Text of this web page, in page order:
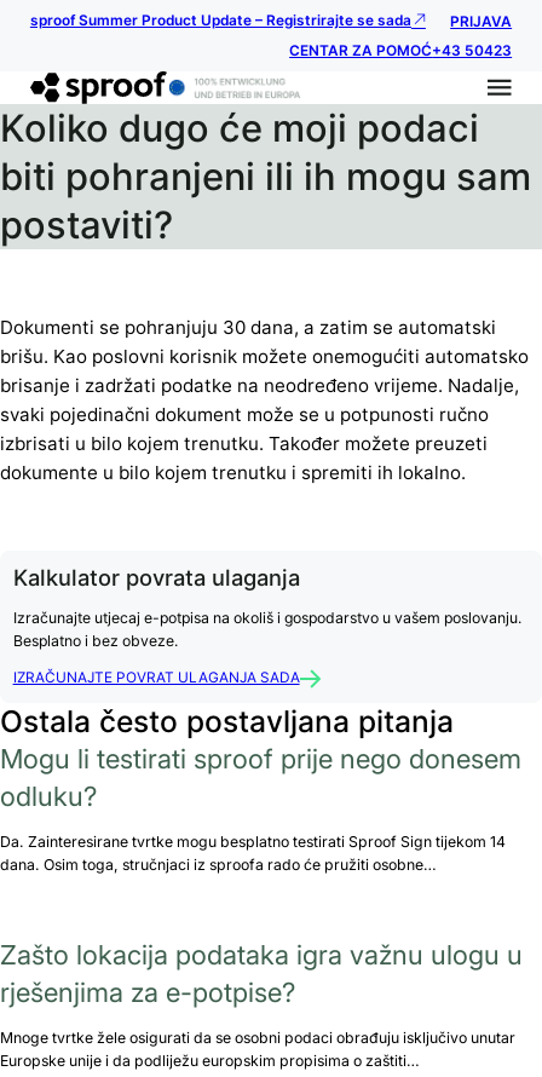
sproof Summer Product Update – Registrirajte se sada
PRIJAVA
CENTAR ZA POMOĆ+43 50423
Koliko dugo će moji podaci
biti pohranjeni ili ih mogu sam
postaviti?
Dokumenti se pohranjuju 30 dana, a zatim se automatski
brišu. Kao poslovni korisnik možete onemogućiti automatsko
brisanje i zadržati podatke na neodređeno vrijeme. Nadalje,
svaki pojedinačni dokument može se u potpunosti ručno
izbrisati u bilo kojem trenutku. Također možete preuzeti
dokumente u bilo kojem trenutku i spremiti ih lokalno.
Kalkulator povrata ulaganja
Izračunajte utjecaj e-potpisa na okoliš i gospodarstvo u vašem poslovanju.
Besplatno i bez obveze.
IZRAČUNAJTE POVRAT ULAGANJA SADA
Ostala često postavljana pitanja
Mogu li testirati sproof prije nego donesem
odluku?
Da. Zainteresirane tvrtke mogu besplatno testirati Sproof Sign tijekom 14
dana. Osim toga, stručnjaci iz sproofa rado će pružiti osobne…
Zašto lokacija podataka igra važnu ulogu u
rješenjima za e-potpise?
Mnoge tvrtke žele osigurati da se osobni podaci obrađuju isključivo unutar
Europske unije i da podliježu europskim propisima o zaštiti…